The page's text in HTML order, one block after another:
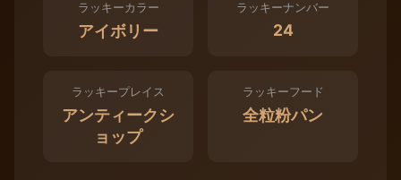
ラッキーカラー
アイボリー
ラッキーナンバー
24
ラッキープレイス
アンティークシ
ョップ
ラッキーフード
全粒粉パン